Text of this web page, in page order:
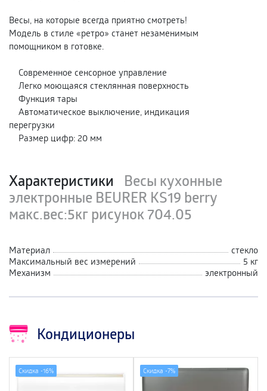
Весы, на которые всегда приятно смотреть!
Модель в стиле «ретро» станет незаменимым
помощником в готовке.
Современное сенсорное управление
Легко моющаяся стеклянная поверхность
Функция тары
Автоматическое выключение, индикация
перегрузки
Размер цифр: 20 мм
Характеристики
Весы кухонные
электронные BEURER KS19 berry
макс.вес:5кг рисунок 704.05
Материал
стекло
Максимальный вес измерений
5 кг
Механизм
электронный
Кондиционеры
Скидка -16% Скидка -7%